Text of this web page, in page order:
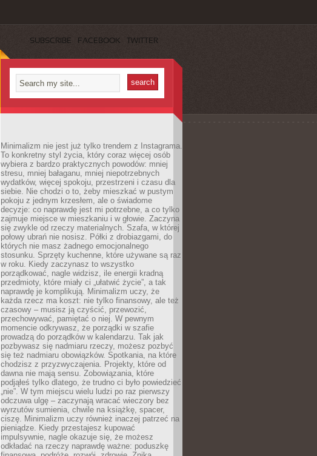
SUBSCRIBE FACEBOOK TWITTER
Minimalizm nie jest już tylko trendem z Instagrama.
To konkretny styl życia, który coraz więcej osób
wybiera z bardzo praktycznych powodów: mniej
stresu, mniej bałaganu, mniej niepotrzebnych
wydatków, więcej spokoju, przestrzeni i czasu dla
siebie. Nie chodzi o to, żeby mieszkać w pustym
pokoju z jednym krzesłem, ale o świadome
decyzje: co naprawdę jest mi potrzebne, a co tylko
zajmuje miejsce w mieszkaniu i w głowie. Zaczyna
się zwykle od rzeczy materialnych. Szafa, w której
połowy ubrań nie nosisz. Półki z drobiazgami, do
których nie masz żadnego emocjonalnego
stosunku. Sprzęty kuchenne, które używane są raz
w roku. Kiedy zaczynasz to wszystko
porządkować, nagle widzisz, ile energii kradną
przedmioty, które miały ci „ułatwić życie”, a tak
naprawdę je komplikują. Minimalizm uczy, że
każda rzecz ma koszt: nie tylko finansowy, ale też
czasowy – musisz ją czyścić, przewozić,
przechowywać, pamiętać o niej. W pewnym
momencie odkrywasz, że porządki w szafie
prowadzą do porządków w kalendarzu. Tak jak
pozbywasz się nadmiaru rzeczy, możesz pozbyć
się też nadmiaru obowiązków. Spotkania, na które
chodzisz z przyzwyczajenia. Projekty, które od
dawna nie mają sensu. Zobowiązania, które
podjąłeś tylko dlatego, że trudno ci było powiedzieć
„nie”. W tym miejscu wielu ludzi po raz pierwszy
odczuwa ulgę – zaczynają wracać wieczory bez
wyrzutów sumienia, chwile na książkę, spacer,
ciszę. Minimalizm uczy również inaczej patrzeć na
pieniądze. Kiedy przestajesz kupować
impulsywnie, nagle okazuje się, że możesz
odkładać na rzeczy naprawdę ważne: poduszkę